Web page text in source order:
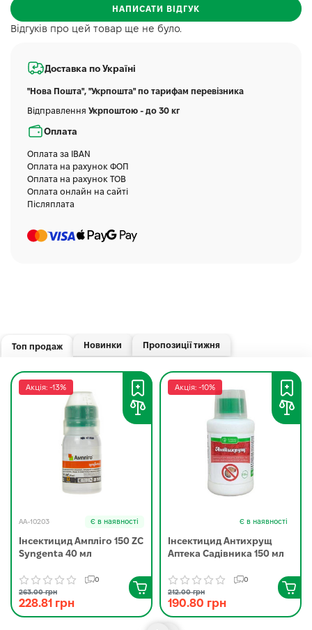
Відгуків про цей товар ще не було.
НАПИСАТИ ВІДГУК
Доставка по Україні
"Нова Пошта", "Укрпошта" по тарифам перевізника
Відправлення Укрпоштою - до 30 кг
Оплата
Оплата за IBAN
Оплата на рахунок ФОП
Оплата на рахунок ТОВ
Оплата онлайн на сайті
Післяплата
Топ продаж Новинки Пропозиції тижня
Акція: -13%
AA-10203 Є в наявності
Інсектицид Ампліго 150 ZC
Syngenta 40 мл
0
263.00 грн
228.81 грн
Акція: -10%
Є в наявності
Інсектицид Антихрущ
Аптека Садівника 150 мл
0
212.00 грн
190.80 грн